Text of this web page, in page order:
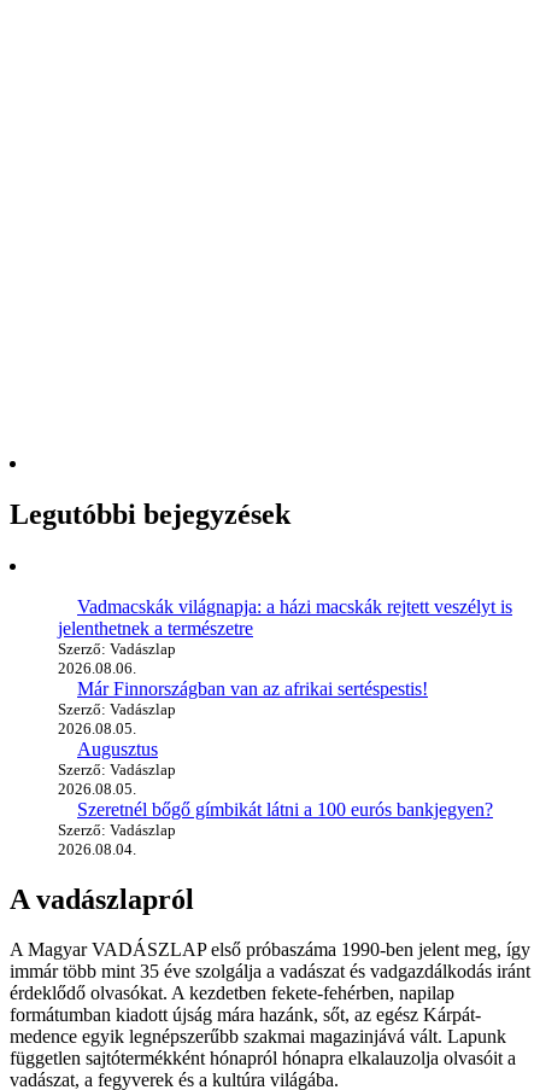
Legutóbbi bejegyzések
Vadmacskák világnapja: a házi macskák rejtett veszélyt is
jelenthetnek a természetre
Szerző: Vadászlap
2026.08.06.
Már Finnországban van az afrikai sertéspestis!
Szerző: Vadászlap
2026.08.05.
Augusztus
Szerző: Vadászlap
2026.08.05.
Szeretnél bőgő gímbikát látni a 100 eurós bankjegyen?
Szerző: Vadászlap
2026.08.04.
A vadászlapról
A Magyar VADÁSZLAP első próbaszáma 1990-ben jelent meg, így
immár több mint 35 éve szolgálja a vadászat és vadgazdálkodás iránt
érdeklődő olvasókat. A kezdetben fekete-fehérben, napilap
formátumban kiadott újság mára hazánk, sőt, az egész Kárpát-
medence egyik legnépszerűbb szakmai magazinjává vált. Lapunk
független sajtótermékként hónapról hónapra elkalauzolja olvasóit a
vadászat, a fegyverek és a kultúra világába.